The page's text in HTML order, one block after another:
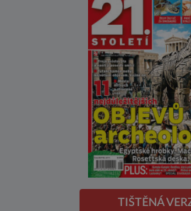
TIŠTĚNÁ